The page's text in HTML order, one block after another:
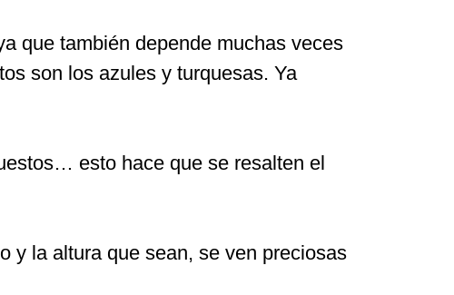
que también depende muchas veces
son los azules y turquesas. Ya
esto hace que se resalten el
y la altura que sean, se ven preciosas